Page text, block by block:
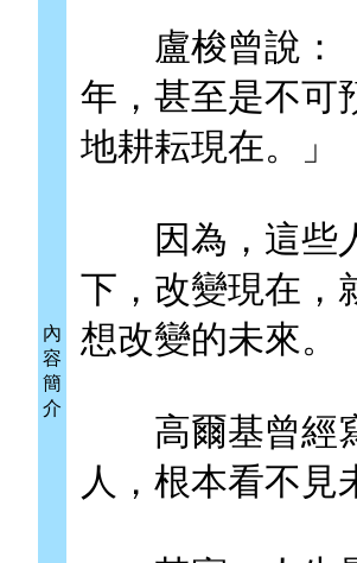
內
容
簡
介
盧梭曾說：「
年，甚至是不可
地耕耘現在。」
因為，這些人
下，改變現在，
想改變的未來。
高爾基曾經寫
人，根本看不見